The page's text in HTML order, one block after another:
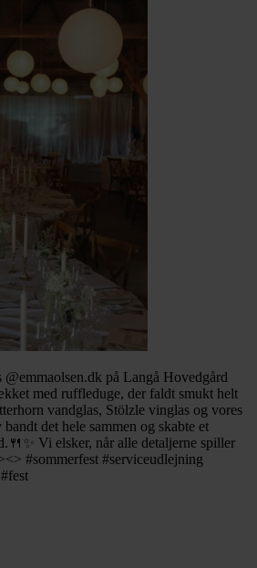
på Langå Hovedgård
med ruffleduge, der faldt smukt helt
vandglas, Stölzle vinglas og vores
det hele sammen og skabte et
Vi elsker, når alle detaljerne spiller
#sommerfest #serviceudlejning